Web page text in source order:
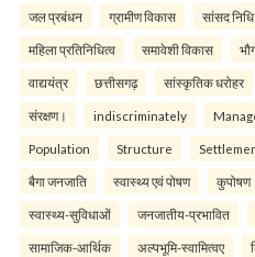
जल प्रबंधन ग्रामीण विकास सांसद निधि
महिला प्रतिनिधित्व समावेशी विकास
वाद्ययंत्र छत्तीसगढ़ सांस्कृतिक धरोहर
संरक्षण। indiscriminately
Population Structure
बैगा जनजाति स्वास्थ्य एवं पोषण कुपोषण
स्वास्थ्य-सुविधाओं जनजातीय-प्रभावित
सामाजिक-आर्थिक अल्पभूमि-स्वामित्वए